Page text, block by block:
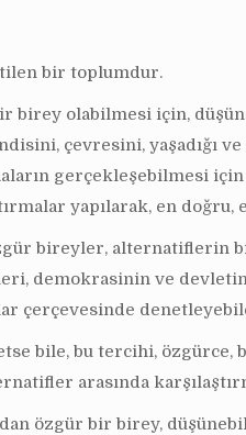
bir toplumdur.
birey olabilmesi için,
çevresini, yaşadığı
gerçekleşebilmesi
yapılarak, en doğru,
bireyler, alternatiflerin
demokrasinin ve
çerçevesinde
bile, bu tercihi,
arasında
özgür bir birey,